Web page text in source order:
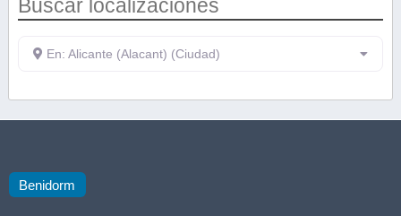
Buscar localizaciones
En: Alicante (Alacant) (Ciudad)
Benidorm